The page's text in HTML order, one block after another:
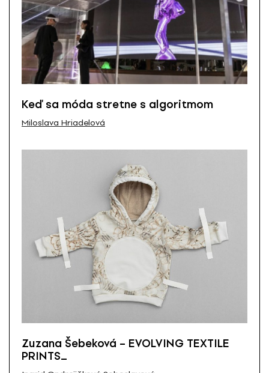
Keď sa móda stretne s algoritmom
Miloslava Hriadelová
Zuzana Šebeková – EVOLVING TEXTILE
PRINTS_